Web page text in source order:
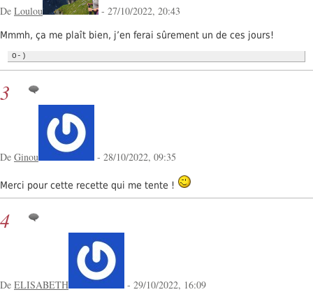
De Loulou - 27/10/2022, 20:43
Mmmh, ça me plaît bien, j’en ferai sûrement un de ces jours!
O-)
3
De Ginou - 28/10/2022, 09:35
Merci pour cette recette qui me tente !
4
De ELISABETH - 29/10/2022, 16:09